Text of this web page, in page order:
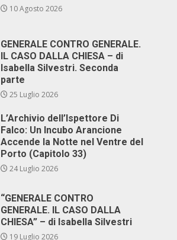
10 Agosto 2026
GENERALE CONTRO GENERALE.
IL CASO DALLA CHIESA – di
Isabella Silvestri. Seconda
parte
25 Luglio 2026
L’Archivio dell’Ispettore Di
Falco: Un Incubo Arancione
Accende la Notte nel Ventre del
Porto (Capitolo 33)
24 Luglio 2026
“GENERALE CONTRO
GENERALE. IL CASO DALLA
CHIESA” – di Isabella Silvestri
19 Luglio 2026